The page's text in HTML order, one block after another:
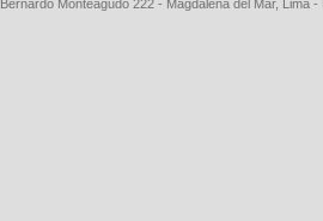
Bernardo Monteagudo 222 - Magdalena del Mar, Lima